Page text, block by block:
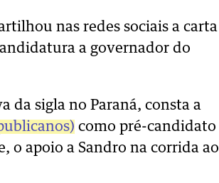
nas redes sociais a carta
a governador do
da sigla no Paraná, consta a
como pré-candidato
o apoio a Sandro na corrida ao